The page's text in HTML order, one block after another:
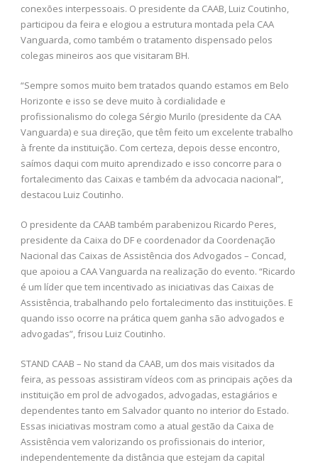
conexões interpessoais. O presidente da CAAB, Luiz Coutinho,
participou da feira e elogiou a estrutura montada pela CAA
Vanguarda, como também o tratamento dispensado pelos
colegas mineiros aos que visitaram BH.
“Sempre somos muito bem tratados quando estamos em Belo
Horizonte e isso se deve muito à cordialidade e
profissionalismo do colega Sérgio Murilo (presidente da CAA
Vanguarda) e sua direção, que têm feito um excelente trabalho
à frente da instituição. Com certeza, depois desse encontro,
saímos daqui com muito aprendizado e isso concorre para o
fortalecimento das Caixas e também da advocacia nacional”,
destacou Luiz Coutinho.
O presidente da CAAB também parabenizou Ricardo Peres,
presidente da Caixa do DF e coordenador da Coordenação
Nacional das Caixas de Assistência dos Advogados – Concad,
que apoiou a CAA Vanguarda na realização do evento. “Ricardo
é um líder que tem incentivado as iniciativas das Caixas de
Assistência, trabalhando pelo fortalecimento das instituições. E
quando isso ocorre na prática quem ganha são advogados e
advogadas”, frisou Luiz Coutinho.
STAND CAAB – No stand da CAAB, um dos mais visitados da
feira, as pessoas assistiram vídeos com as principais ações da
instituição em prol de advogados, advogadas, estagiários e
dependentes tanto em Salvador quanto no interior do Estado.
Essas iniciativas mostram como a atual gestão da Caixa de
Assistência vem valorizando os profissionais do interior,
independentemente da distância que estejam da capital